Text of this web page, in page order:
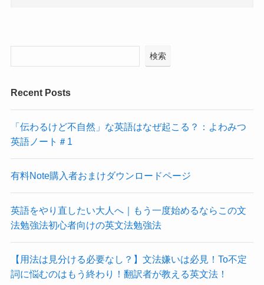
検索
Recent Posts
「伝わるけど不自然」な英語はなぜ起こる？：よわみつ
英語ノート＃1
有料Note購入者おまけダウンロードページ
英語をやり直したい大人へ｜もう一度始めるならこの文
法勉強法初心者向けの英文法勉強法
【用法は見分ける必要なし？】文法嫌いは必見！To不定
詞に悩むのはもう終わり！翻訳者が教える英文法！